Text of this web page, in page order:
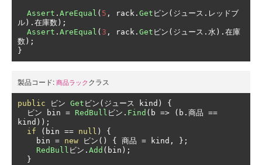
Assert . AreEqual ( 5 , rack . Get ビン(ジュース.レッドブ
ル).在庫数);
Assert . AreEqual ( 3 , rack . Get ビン(ジュース.水).在庫
数);
}
製品コード: 商品ラック クラス
public ビン Get ビン(ジュース kind )
{
ビン bin = RedBull ビン. Find ( b => ( b .商品 ==
kind ));
if
( bin == null )
{
    bin
= new ビン() { 商品 = kind ,
};
RedBull ビン. Add ( bin );
}